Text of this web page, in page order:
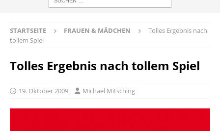
STARTSEITE FRAUEN & MÄDCHEN
Tolles Ergebnis nach
tollem Spiel
Tolles Ergebnis nach tollem Spiel
19. Oktober 2009 Michael Mitsching